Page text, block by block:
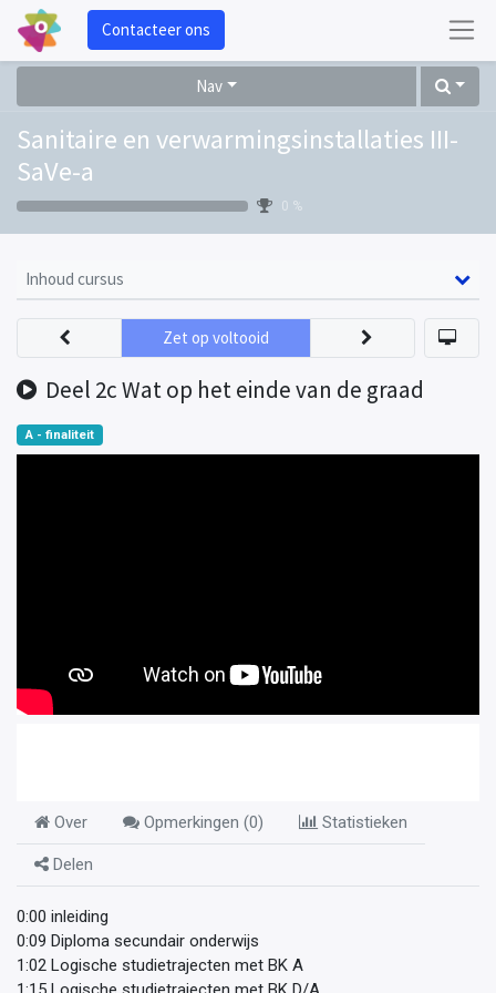
Contacteer ons
Nav
Sanitaire en verwarmingsinstallaties III-
SaVe-a
0 %
Inhoud cursus
Deel 2c Wat op het einde van de graad
Zet op voltooid
A - finaliteit
Over Opmerkingen (0) Statistieken
Delen
0:00 inleiding
0:09 Diploma secundair onderwijs
1:02 Logische studietrajecten met BK A